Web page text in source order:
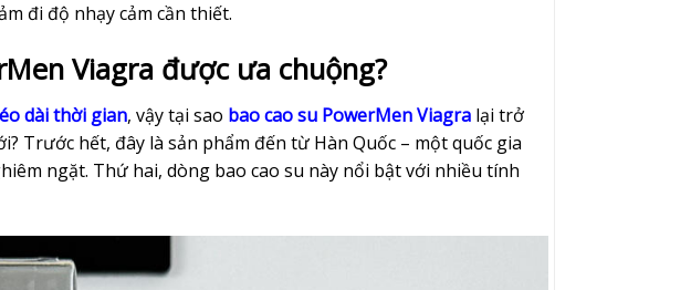
đi độ nhạy cảm cần thiết.
Viagra được ưa chuộng?
dài thời gian, vậy tại sao bao caosu PowerMen Viagra lại trở
Trước hết, đây là sản phẩm đến từ Hàn Quốc – một quốc gia
ngặt. Thứ hai, dòng bao cao su này nổi bật với nhiều tính